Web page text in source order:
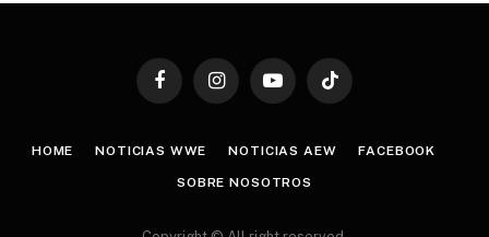
FacebookInstagramYouTubeTikTok
HOME NOTICIAS WWE NOTICIAS AEW FACEBOOK
SOBRE NOSOTROS